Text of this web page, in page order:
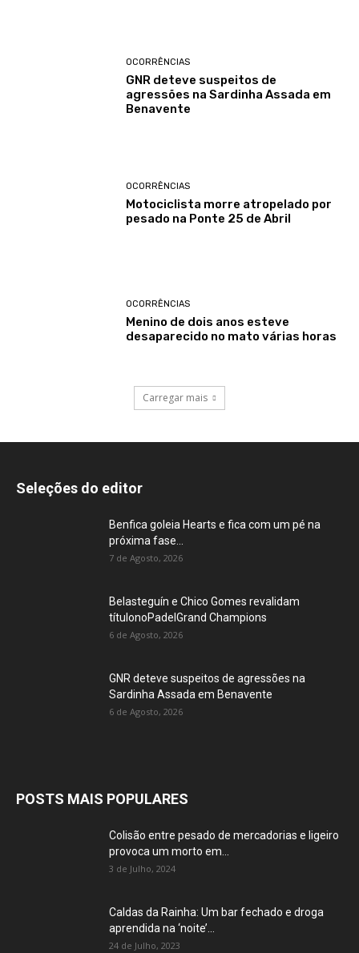
OCORRÊNCIAS
GNR deteve suspeitos de
agressões na Sardinha Assada em
Benavente
OCORRÊNCIAS
Motociclista morre atropelado por
pesado na Ponte 25 de Abril
OCORRÊNCIAS
Menino de dois anos esteve
desaparecido no mato várias horas
Carregar mais
Seleções do editor
Benfica goleia Hearts e fica com um pé na
próxima fase...
7 de Agosto, 2026
Belasteguín e Chico Gomes revalidam
títulonoPadelGrand Champions
6 de Agosto, 2026
GNR deteve suspeitos de agressões na
Sardinha Assada em Benavente
6 de Agosto, 2026
POSTS MAIS POPULARES
Colisão entre pesado de mercadorias e ligeiro
provoca um morto em...
3 de Julho, 2024
Caldas da Rainha: Um bar fechado e droga
aprendida na ‘noite’...
24 de Julho, 2023